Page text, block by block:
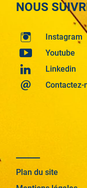
NOUS
Instagram
Youtube
Linkedin
Contactez-
Plan du site